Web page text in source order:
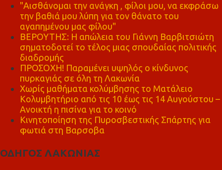
"Αισθάνομαι την ανάγκη , φίλοι μου, να εκφράσω
την βαθιά μου λύπη για τον θάνατο του
αγαπημένου μας φίλου"
ΒΕΡΟΥΤΗΣ: Η απώλεια του Γιάννη Βαρβιτσιώτη
σηματοδοτεί το τέλος μιας σπουδαίας πολιτικής
διαδρομής
ΠΡΟΣΟΧΗ! Παραμένει υψηλός ο κίνδυνος
πυρκαγιάς σε όλη τη Λακωνία
Χωρίς μαθήματα κολύμβησης το Ματάλειο
Κολυμβητήριο από τις 10 έως τις 14 Αυγούστου –
Ανοικτή η πισίνα για το κοινό
Κινητοποίηση της Πυροσβεστικής Σπάρτης για
φωτιά στη Βαρσοβα
ΟΔΗΓΟΣ ΛΑΚΩΝΙΑΣ